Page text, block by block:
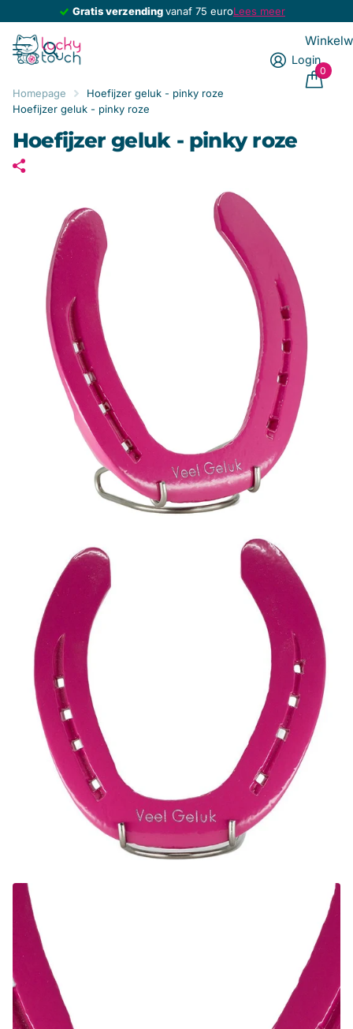
Lees meer Gratis geluksbrenger
Gratis geluksbrenger
Login
0
Homepage
Hoefijzer geluk - pinky roze
Hoefijzer geluk - pinky roze
Hoefijzer geluk - pinky roze